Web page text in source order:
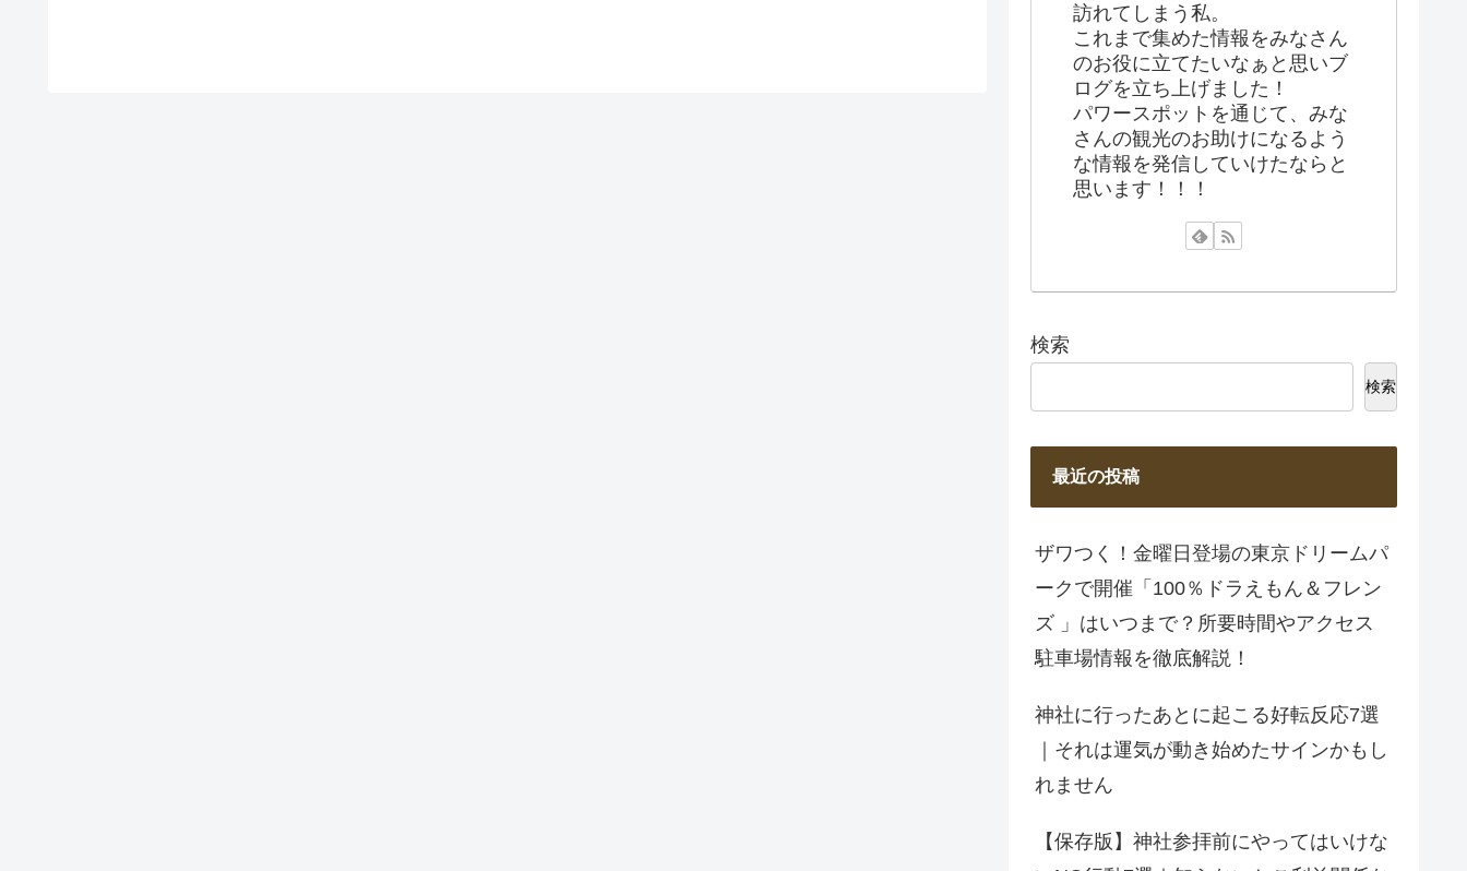
訪れてしまう私。
これまで集めた情報をみなさん
のお役に立てたいなぁと思いブ
ログを立ち上げました！
パワースポットを通じて、みな
さんの観光のお助けになるよう
な情報を発信していけたならと
思います！！！
検索
検索
最近の投稿
ザワつく！金曜日登場の東京ドリームパ
ークで開催「100％ドラえもん＆フレン
ズ 」はいつまで？所要時間やアクセス
駐車場情報を徹底解説！
神社に行ったあとに起こる好転反応7選
｜それは運気が動き始めたサインかもし
れません
【保存版】神社参拝前にやってはいけな